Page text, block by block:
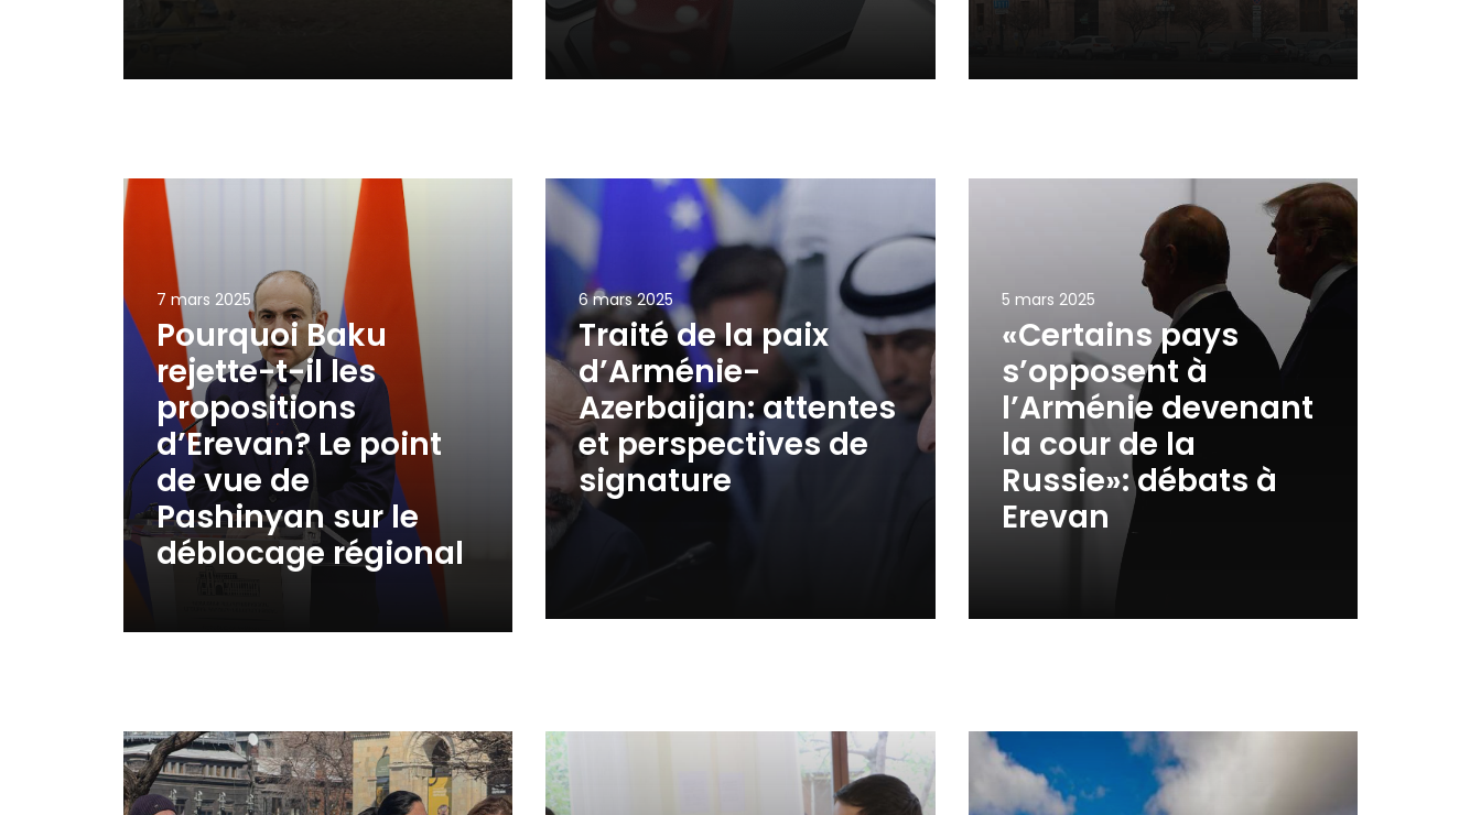
7 mars 2025
Pourquoi Baku
rejette-t-il les
propositions
d’Erevan? Le point
de vue de
Pashinyan sur le
déblocage régional
6 mars 2025
Traité de la paix
d’Arménie-
Azerbaijan: attentes
et perspectives de
signature
5 mars 2025
«Certains pays
s’opposent à
l’Arménie devenant
la cour de la
Russie»: débats à
Erevan